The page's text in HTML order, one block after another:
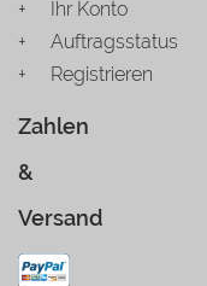
Ihr Konto
Auftragsstatus
Registrieren
Zahlen
&
Versand